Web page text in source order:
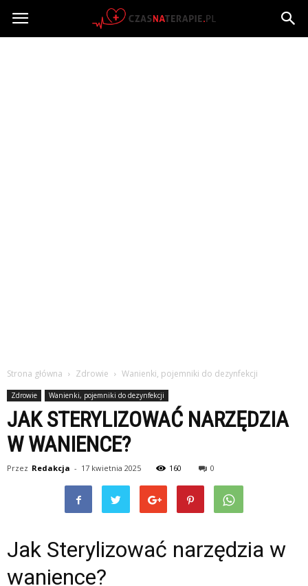
Czasnaterapie.pl
Strona główna Zdrowie Wanienki, pojemniki do dezynfekcji
Zdrowie Wanienki, pojemniki do dezynfekcji
JAK STERYLIZOWAĆ NARZĘDZIA
W WANIENCE?
Przez Redakcja - 17 kwietnia 2025 160 0
Jak Sterylizować narzędzia w
wanience?